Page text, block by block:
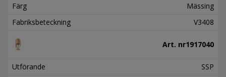
Färg
Mässing
Fabriksbeteckning
V3408
Art. nr1917040
Utförande
SSP